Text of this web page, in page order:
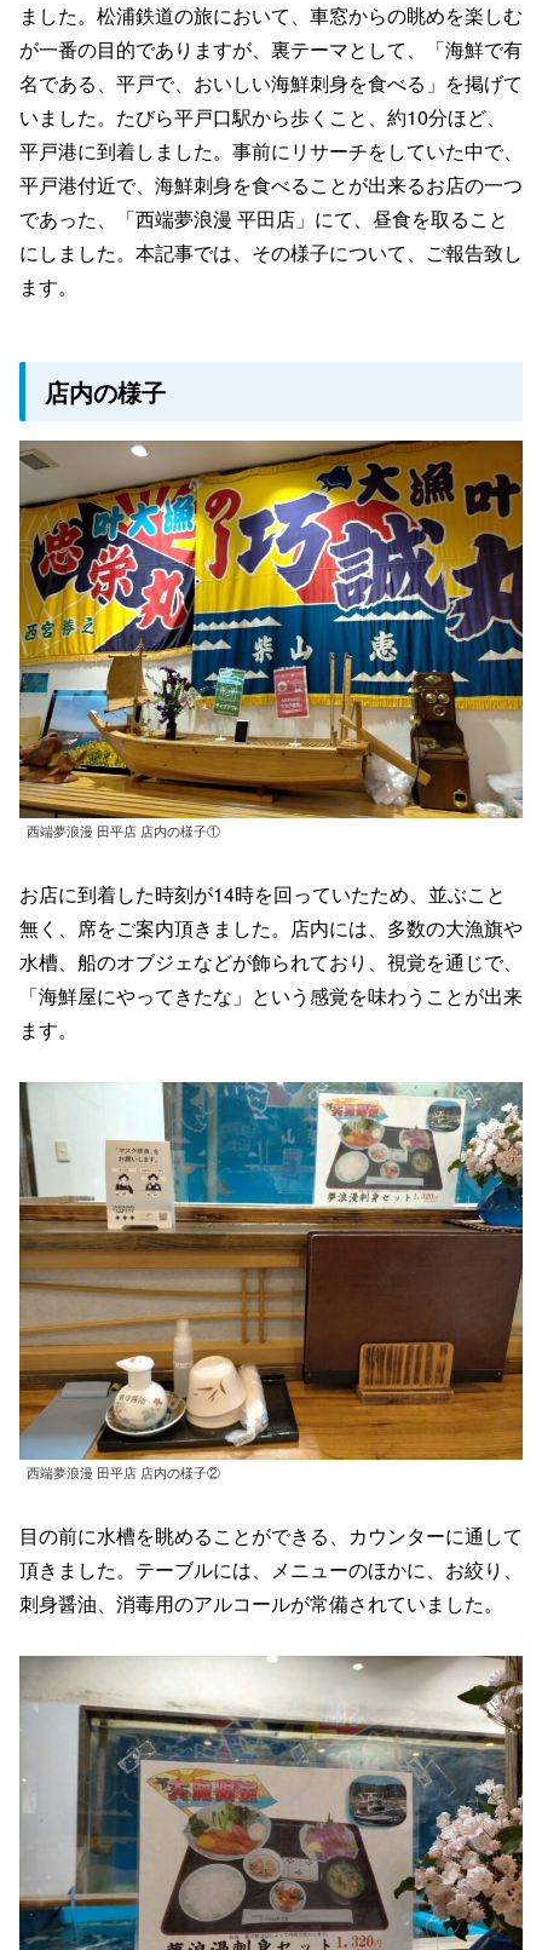
ました。松浦鉄道の旅において、車窓からの眺めを楽しむ
が一番の目的でありますが、裏テーマとして、「海鮮で有
名である、平戸で、おいしい海鮮刺身を食べる」を掲げて
いました。たびら平戸口駅から歩くこと、約10分ほど、
平戸港に到着しました。事前にリサーチをしていた中で、
平戸港付近で、海鮮刺身を食べることが出来るお店の一つ
であった、「西端夢浪漫 平田店」にて、昼食を取ること
にしました。本記事では、その様子について、ご報告致し
ます。
店内の様子
西端夢浪漫 田平店 店内の様子①
お店に到着した時刻が14時を回っていたため、並ぶこと
無く、席をご案内頂きました。店内には、多数の大漁旗や
水槽、船のオブジェなどが飾られており、視覚を通じで、
「海鮮屋にやってきたな」という感覚を味わうことが出来
ます。
西端夢浪漫 田平店 店内の様子②
目の前に水槽を眺めることができる、カウンターに通して
頂きました。テーブルには、メニューのほかに、お絞り、
刺身醤油、消毒用のアルコールが常備されていました。